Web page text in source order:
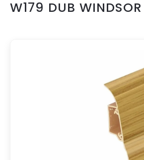
W179 DUB WINDSOR